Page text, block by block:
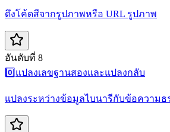
ดึงโค้ดสีจากรูปภาพหรือ URL รูปภาพ
อันดับที่ 8
0️⃣ แปลงเลขฐานสองและแปลงกลับ
แปลงระหว่างข้อมูลไบนารีกับข้อความธ